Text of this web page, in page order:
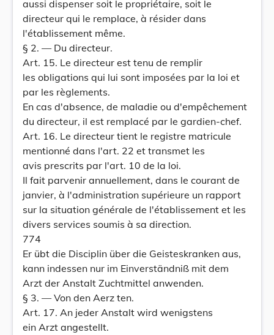
aussi dispenser soit le propriétaire, soit le
directeur qui le remplace, à résider dans
l'établissement même.
§ 2. — Du directeur.
Art. 15. Le directeur est tenu de remplir
les obligations qui lui sont imposées par la loi et
par les règlements.
En cas d'absence, de maladie ou d'empêchement
du directeur, il est remplacé par le gardien-chef.
Art. 16. Le directeur tient le registre matricule
mentionné dans l'art. 22 et transmet les
avis prescrits par l'art. 10 de la loi.
Il fait parvenir annuellement, dans le courant de
janvier, à l'administration supérieure un rapport
sur la situation générale de l'établissement et les
divers services soumis à sa direction.
774
Er übt die Disciplin über die Geisteskranken aus,
kann indessen nur im Einverständniß mit dem
Arzt der Anstalt Zuchtmittel anwenden.
§ 3. — Von den Aerz ten.
Art. 17. An jeder Anstalt wird wenigstens
ein Arzt angestellt.